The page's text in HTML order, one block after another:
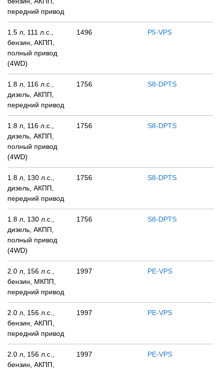
передний привод
1.5 л, 111 л.с.,
бензин, АКПП,
полный привод
(4WD)
1496 P5-VPS
1.8 л, 116 л.с.,
дизель, АКПП,
передний привод
1756 S8-DPTS
1.8 л, 116 л.с.,
дизель, АКПП,
полный привод
(4WD)
1756 S8-DPTS
1.8 л, 130 л.с.,
дизель, АКПП,
передний привод
1756 S8-DPTS
1.8 л, 130 л.с.,
дизель, АКПП,
полный привод
(4WD)
1756 S8-DPTS
2.0 л, 156 л.с.,
бензин, МКПП,
передний привод
1997 PE-VPS
2.0 л, 156 л.с.,
бензин, АКПП,
передний привод
1997 PE-VPS
2.0 л, 156 л.с.,
бензин, АКПП,
1997 PE-VPS